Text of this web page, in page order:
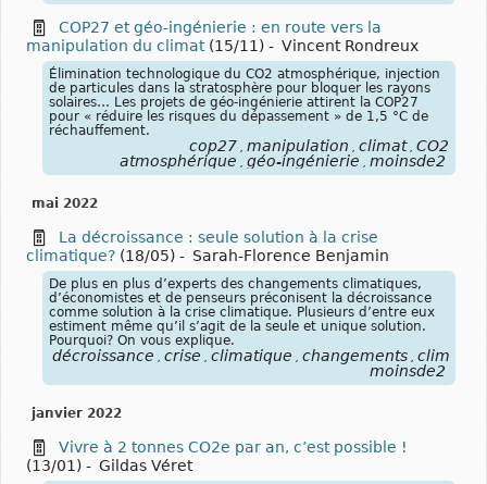
COP27 et géo-ingénierie : en route vers la
manipulation du climat (15/11) - Vincent Rondreux
Élimination technologique du CO2 atmosphérique, injection
de particules dans la stratosphère pour bloquer les rayons
solaires… Les projets de géo-ingénierie attirent la COP27
pour « réduire les risques du dépassement » de 1,5 °C de
réchauffement.
cop27 manipulation climat CO2
atmosphérique
géo-ingénierie moinsde2
mai 2022
La décroissance : seule solution à la crise
climatique? (18/05) - Sarah-Florence Benjamin
De plus en plus d’experts des changements climatiques,
d’économistes et de penseurs préconisent la décroissance
comme solution à la crise climatique. Plusieurs d’entre eux
estiment même qu’il s’agit de la seule et unique solution.
Pourquoi? On vous explique.
décroissance crise climatique changements
moinsde2
janvier 2022
Vivre à 2 tonnes CO2e par an, c’est possible !
(13/01) - Gildas Véret